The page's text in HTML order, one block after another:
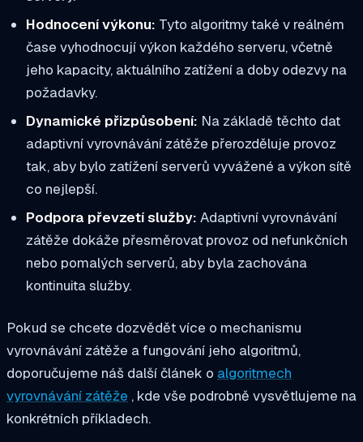
Hodnocení výkonu: Tyto algoritmy také v reálném
čase vyhodnocují výkon každého serveru, včetně
jeho kapacity, aktuálního zatížení a doby odezvy na
požadavky.
Dynamické přizpůsobení: Na základě těchto dat
adaptivní vyrovnávání zátěže přerozděluje provoz
tak, aby bylo zatížení serverů vyvážené a výkon sítě
co nejlepší.
Podpora převzetí služby: Adaptivní vyrovnávání
zátěže dokáže přesměrovat provoz od nefunkčních
nebo pomalých serverů, aby byla zachována
kontinuita služby.
Pokud se chcete dozvědět více o mechanismu
vyrovnávání zátěže a fungování jeho algoritmů,
doporučujeme náš další článek o algoritmech
vyrovnávání zátěže , kde vše podrobně vysvětlujeme na
konkrétních příkladech.